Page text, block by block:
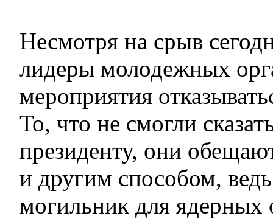
Несмотря на срыв
лидеры молодежных
мероприятия
То, что не смогли
президенту, они
и другим способом,
могильник для ядерных